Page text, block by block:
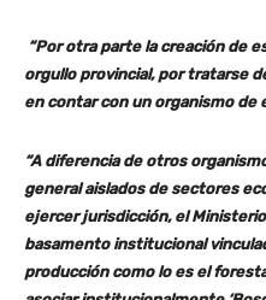
“Por otra parte la creación de
orgullo provincial, por tratarse
en contar con un organismo de
“A diferencia de otros
general aislados de sectores
ejercer jurisdicción, el
basamento institucional
producción como lo es el